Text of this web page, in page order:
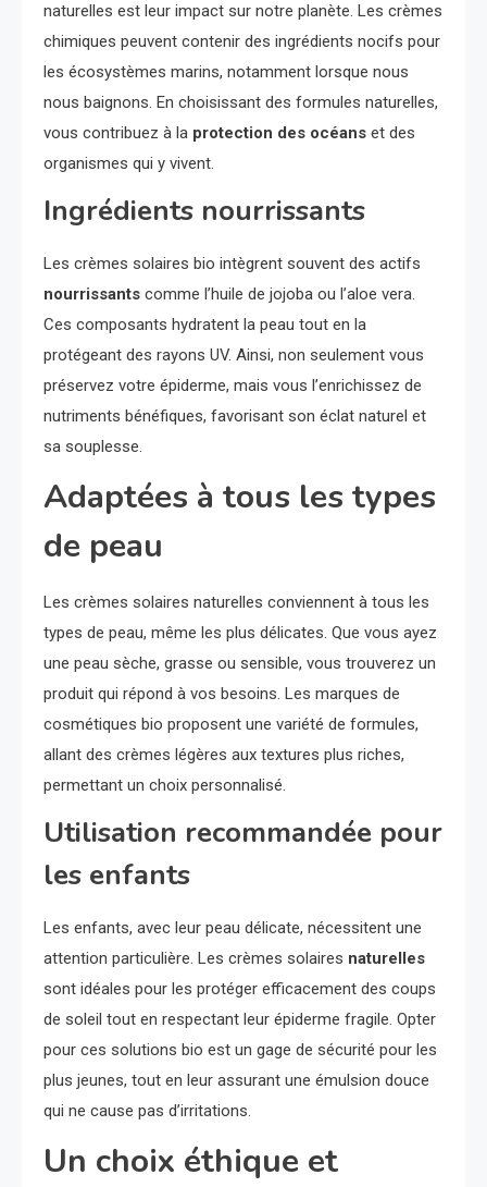
naturelles est leur impact sur notre planète. Les crèmes
chimiques peuvent contenir des ingrédients nocifs pour
les écosystèmes marins, notamment lorsque nous
nous baignons. En choisissant des formules naturelles,
vous contribuez à la protection des océans et des
organismes qui y vivent.
Ingrédients nourrissants
Les crèmes solaires bio intègrent souvent des actifs
nourrissants comme l’huile de jojoba ou l’aloe vera.
Ces composants hydratent la peau tout en la
protégeant des rayons UV. Ainsi, non seulement vous
préservez votre épiderme, mais vous l’enrichissez de
nutriments bénéfiques, favorisant son éclat naturel et
sa souplesse.
Adaptées à tous les types
de peau
Les crèmes solaires naturelles conviennent à tous les
types de peau, même les plus délicates. Que vous ayez
une peau sèche, grasse ou sensible, vous trouverez un
produit qui répond à vos besoins. Les marques de
cosmétiques bio proposent une variété de formules,
allant des crèmes légères aux textures plus riches,
permettant un choix personnalisé.
Utilisation recommandée pour
les enfants
Les enfants, avec leur peau délicate, nécessitent une
attention particulière. Les crèmes solaires naturelles
sont idéales pour les protéger efficacement des coups
de soleil tout en respectant leur épiderme fragile. Opter
pour ces solutions bio est un gage de sécurité pour les
plus jeunes, tout en leur assurant une émulsion douce
qui ne cause pas d’irritations.
Un choix éthique et